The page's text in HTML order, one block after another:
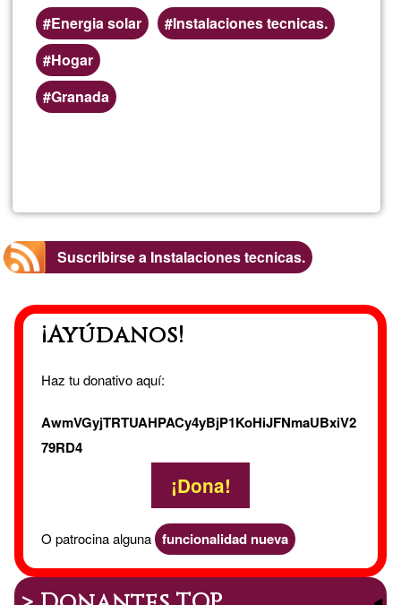
Energia solar
Instalaciones tecnicas.
Hogar
Granada
Tecnica
Suscribirse a Instalaciones tecnicas.
¡Ayúdanos!
Haz tu donativo aquí:
AwmVGyjTRTUAHPACy4yBjP1KoHiJFNmaUBxiV2
79RD4
¡Dona!
O patrocina alguna funcionalidad nueva